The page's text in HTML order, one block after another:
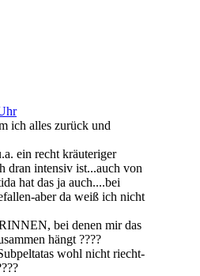
ich alles zurück und
ein recht kräuteriger
dran intensiv ist...auch von
hat das ja auch....bei
aber da weiß ich nicht
bei denen mir das
hängt ????
wohl nicht riecht-